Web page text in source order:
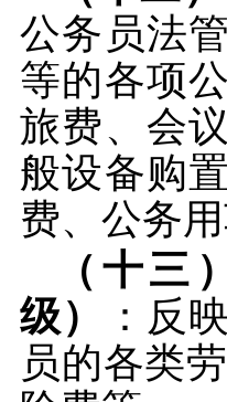
公务员法
等的各项
旅费、会
般设备购
费、公务
（十三
级）
：反
员的各类